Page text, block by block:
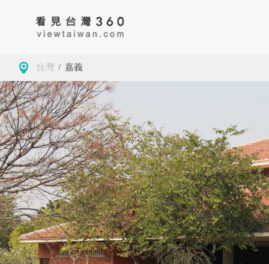
新北
台
桃
新
苗
房地產
大學校園
導覽
觀光工廠
商務空間
墓園
觀光
藥局
景緻
美食
咖啡
小確幸
玩樂
古蹟
茶
地方特色
夜市
學校
客家委員會客家文
化發展中心
基隆市仁愛區
台灣 / 嘉義